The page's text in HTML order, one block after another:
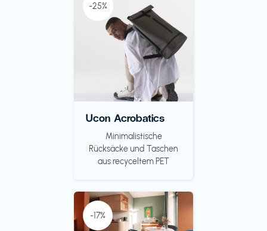
-25%
Ucon Acrobatics
Minimalistische
Rücksäcke und Taschen
aus recyceltem PET
-17%